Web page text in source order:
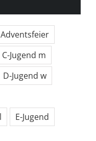
Adventsfeier
C-Jugend m
D-Jugend w
E-Jugend